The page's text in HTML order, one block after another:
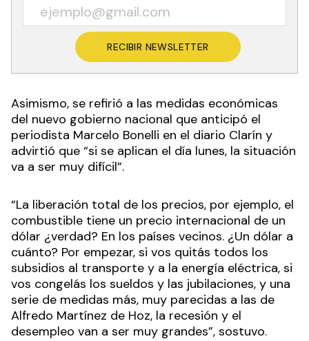
RECIBIR NEWSLETTER
Asimismo, se refirió a las medidas económicas
del nuevo gobierno nacional que anticipó el
periodista Marcelo Bonelli en el diario Clarín y
advirtió que “si se aplican el día lunes, la situación
va a ser muy difícil”.
“La liberación total de los precios, por ejemplo, el
combustible tiene un precio internacional de un
dólar ¿verdad? En los países vecinos. ¿Un dólar a
cuánto? Por empezar, si vos quitás todos los
subsidios al transporte y a la energía eléctrica, si
vos congelás los sueldos y las jubilaciones, y una
serie de medidas más, muy parecidas a las de
Alfredo Martínez de Hoz, la recesión y el
desempleo van a ser muy grandes”, sostuvo.